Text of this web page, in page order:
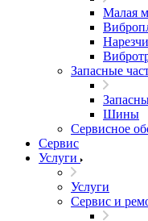
Малая
Запасные
Шины
Сервисное
Сервис
Услуги
Услуги
Сервис и